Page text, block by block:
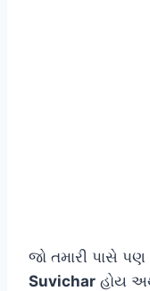
જો તમારી પાસે
Suvichar હોય